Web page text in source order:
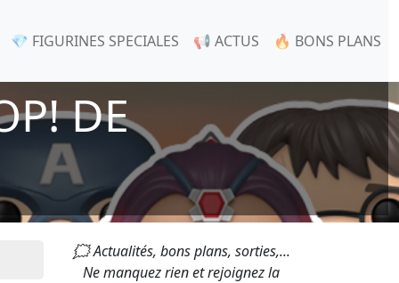
💎 FIGURINES SPECIALES 📢 ACTUS 🔥 BONS PLANS
DE
🗯 Actualités, bons plans, sorties,...
Ne manquez rien et rejoignez la